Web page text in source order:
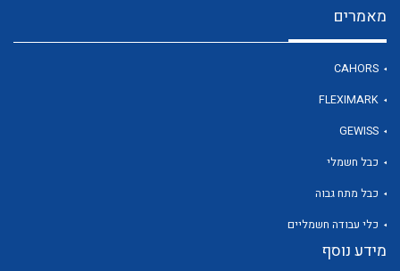
מאמרים
CAHORS
FLEXIMARK
GEWISS
כבל חשמלי
כבל מתח גבוה
כלי עבודה חשמליים
מידע נוסף